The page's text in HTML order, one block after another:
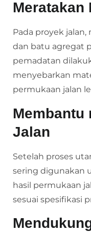
Meratakan
Pada proyek jalan,
dan batu agregat
pemadatan
menyebarkan
permukaan jalan
Membantu
Jalan
Setelah proses
sering digunakan
hasil permukaan
sesuai spesifikasi